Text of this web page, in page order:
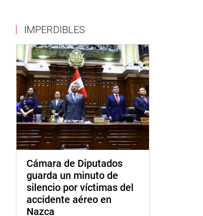
IMPERDIBLES
Cámara de Diputados
guarda un minuto de
silencio por víctimas del
accidente aéreo en
Nazca